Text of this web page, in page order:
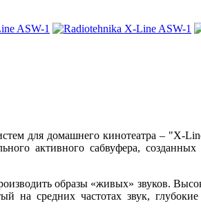
для домашнего кинотеатра – "X-
активного сабвуфера,
образы «живых» звуков.
средних частотах звук,